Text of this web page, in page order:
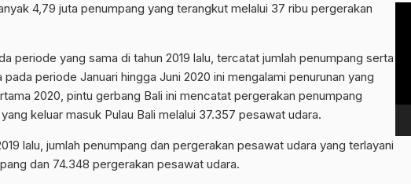
4,79 juta penumpang yang terangkut melalui 37 ribu pergerakan
periode yang sama di tahun 2019 lalu, tercatat jumlah penumpang serta
periode Januari hingga Juni 2020 ini mengalami penurunan yang
2020, pintu gerbang Bali ini mencatat pergerakan penumpang
keluar masuk Pulau Bali melalui 37.357 pesawat udara.
lalu, jumlah penumpang dan pergerakan pesawat udara yang terlayani
dan 74.348 pergerakan pesawat udara.